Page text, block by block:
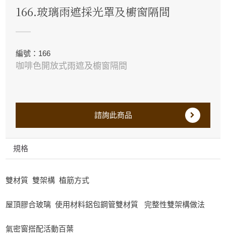
166.玻璃雨遮採光罩及櫥窗隔間
編號：166
咖啡色開放式雨遮及櫥窗隔間
諮詢此商品
規格
雙材質 雙架構 植筋方式
屋頂膠合玻璃 使用材料鋁包鋼管雙材質 完整性雙架構做法
氣密窗搭配活動百葉